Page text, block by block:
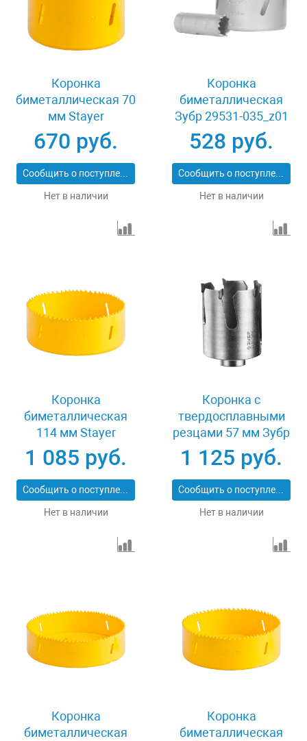
Коронка
биметаллическая 70
мм Stayer
PROFESSIONAL
29547-070
670 руб.
Сообщить о поступлении
Нет в наличии
Коронка
биметаллическая
Зубр 29531-035_z01
528 руб.
Сообщить о поступлении
Нет в наличии
Коронка
биметаллическая
114 мм Stayer
PROFESSIONAL
29547-114
1 085 руб.
Сообщить о поступлении
Нет в наличии
Коронка с
твердосплавными
резцами 57 мм Зубр
ПРОФИ 29514-57
1 125 руб.
Сообщить о поступлении
Нет в наличии
Коронка
биметаллическая
Коронка
биметаллическая